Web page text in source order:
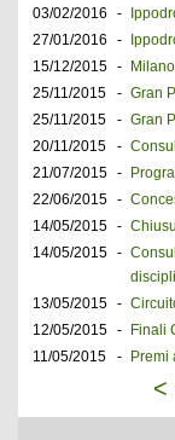
03/02/2016
-
27/01/2016
-
15/12/2015 -
25/11/2015
- Gran
25/11/2015
- Gran
20/11/2015
-
21/07/2015 -
22/06/2015 -
14/05/2015 -
14/05/2015 -
13/05/2015 -
12/05/2015 -
Finali
11/05/2015
- Premi
<